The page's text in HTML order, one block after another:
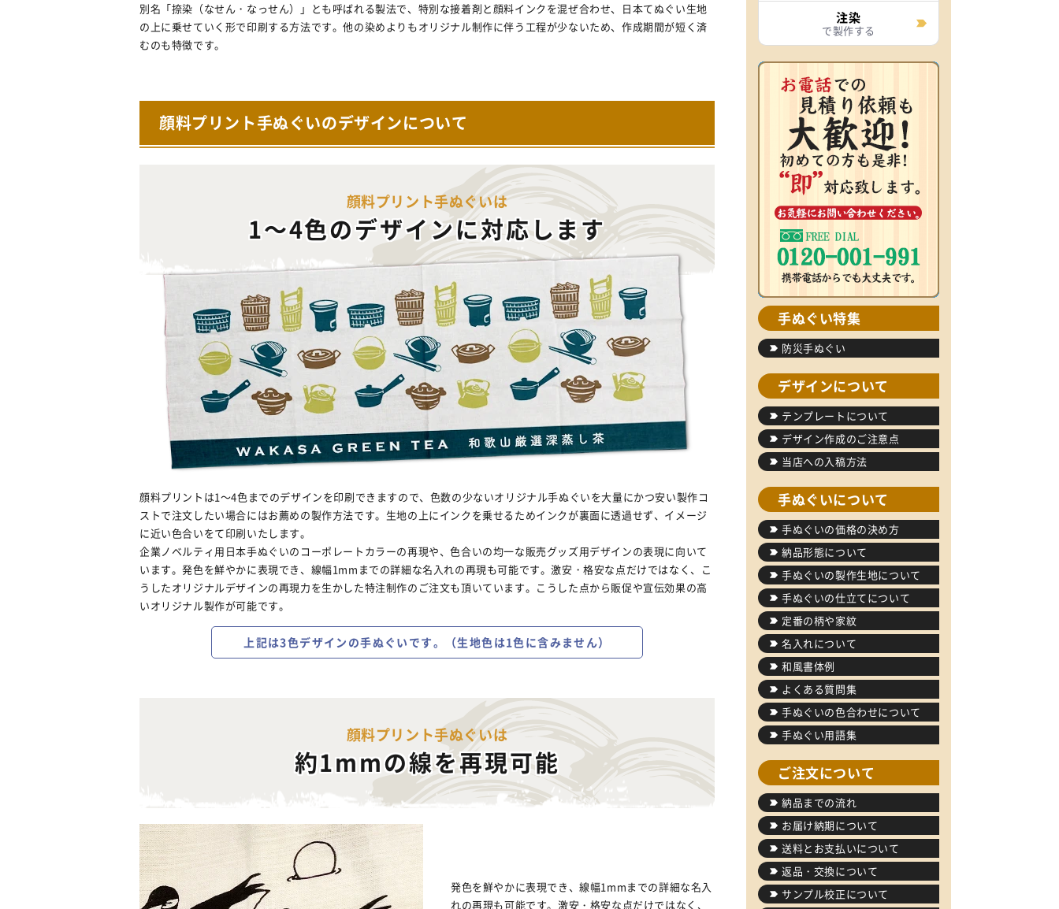
別名「捺染（なせん・なっせん）」とも呼ばれる製法で、特別な接着剤と顔料インクを混ぜ合わせ、日本てぬぐい生地
の上に乗せていく形で印刷する方法です。他の染めよりもオリジナル制作に伴う工程が少ないため、作成期間が短く済
むのも特徴です。
顔料プリント手ぬぐいのデザインについて
顔料プリント手ぬぐいは
1～4色のデザインに対応します
顔料プリントは1～4色までのデザインを印刷できますので、色数の少ないオリジナル手ぬぐいを大量にかつ安い製作コ
ストで注文したい場合にはお薦めの製作方法です。生地の上にインクを乗せるためインクが裏面に透過せず、イメージ
に近い色合いをて印刷いたします。
企業ノベルティ用日本手ぬぐいのコーポレートカラーの再現や、色合いの均一な販売グッズ用デザインの表現に向いて
います。発色を鮮やかに表現でき、線幅1mmまでの詳細な名入れの再現も可能です。激安・格安な点だけではなく、こ
うしたオリジナルデザインの再現力を生かした特注制作のご注文も頂いています。こうした点から販促や宣伝効果の高
いオリジナル製作が可能です。
上記は3色デザインの手ぬぐいです。（生地色は1色に含みません）
顔料プリント手ぬぐいは
約1mmの線を再現可能
発色を鮮やかに表現でき、線幅1mmまでの詳細な名入
れの再現も可能です。激安・格安な点だけではなく、
注染
で製作する
手ぬぐい特集
防災手ぬぐい
デザインについて
テンプレートについて
デザイン作成のご注意点
当店への入稿方法
手ぬぐいについて
手ぬぐいの価格の決め方
納品形態について
手ぬぐいの製作生地について
手ぬぐいの仕立てについて
定番の柄や家紋
名入れについて
和風書体例
よくある質問集
手ぬぐいの色合わせについて
手ぬぐい用語集
ご注文について
納品までの流れ
お届け納期について
送料とお支払いについて
返品・交換について
サンプル校正について